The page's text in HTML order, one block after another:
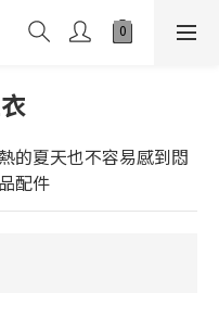
的夏天也不容易感到悶
配件